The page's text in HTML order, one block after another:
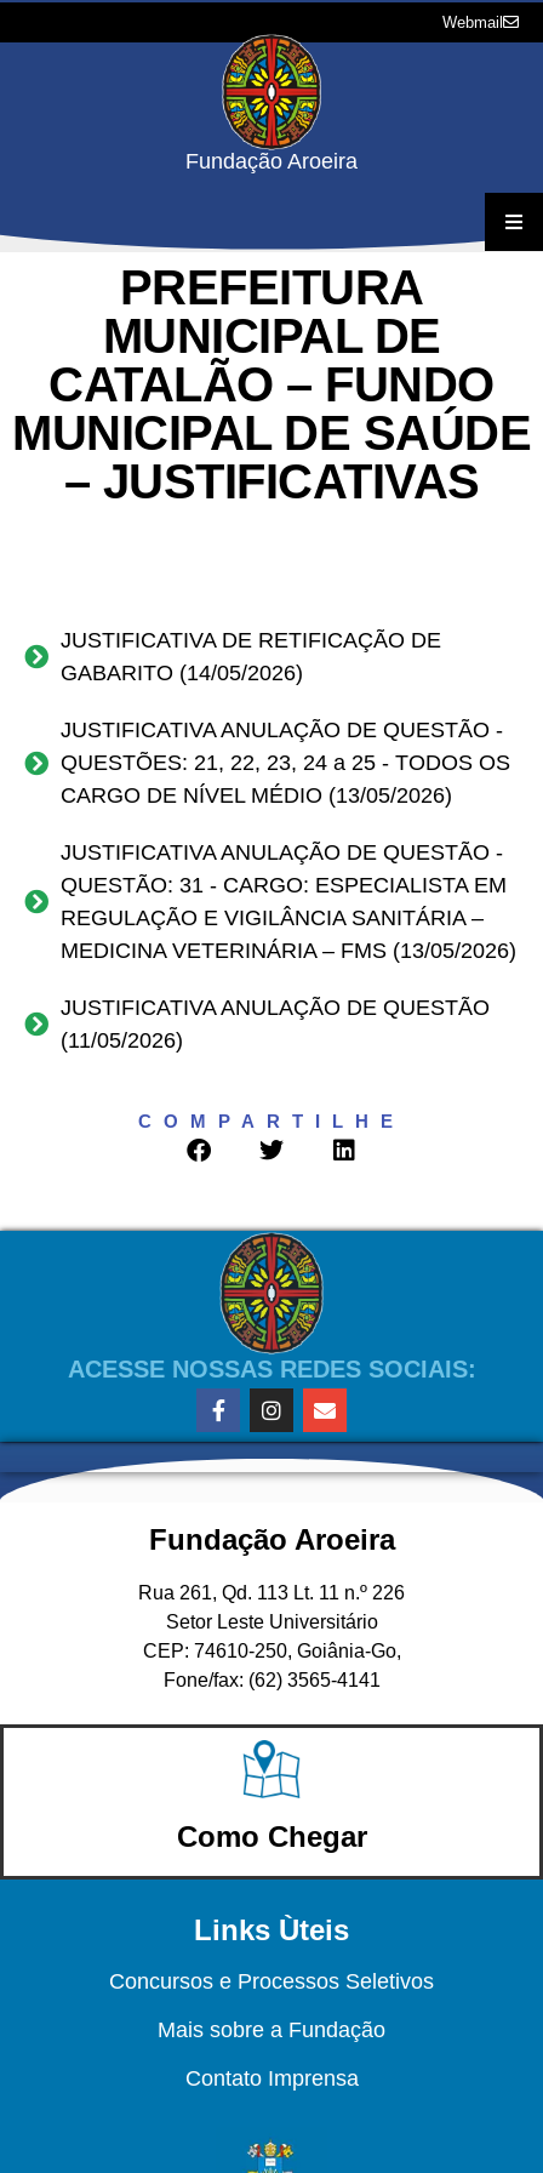
Webmail
Fundação Aroeira
A Fundação
Concursos e Processos Seletivos
Downloads
PREFEITURA
MUNICIPAL DE
CATALÃO – FUNDO
MUNICIPAL DE SAÚDE
– JUSTIFICATIVAS
JUSTIFICATIVA DE RETIFICAÇÃO DE
GABARITO (14/05/2026)
JUSTIFICATIVA ANULAÇÃO DE QUESTÃO -
QUESTÕES: 21, 22, 23, 24 a 25 - TODOS OS
CARGO DE NÍVEL MÉDIO (13/05/2026)
JUSTIFICATIVA ANULAÇÃO DE QUESTÃO -
QUESTÃO: 31 - CARGO: ESPECIALISTA EM
REGULAÇÃO E VIGILÂNCIA SANITÁRIA –
MEDICINA VETERINÁRIA – FMS (13/05/2026)
JUSTIFICATIVA ANULAÇÃO DE QUESTÃO
(11/05/2026)
COMPARTILHE
ACESSE NOSSAS REDES SOCIAIS:
Fundação Aroeira
Rua 261, Qd. 113 Lt. 11 n.º 226
Setor Leste Universitário
CEP: 74610-250, Goiânia-Go,
Fone/fax: (62) 3565-4141
Como Chegar
Links Ùteis
Concursos e Processos Seletivos
Mais sobre a Fundação
Contato Imprensa